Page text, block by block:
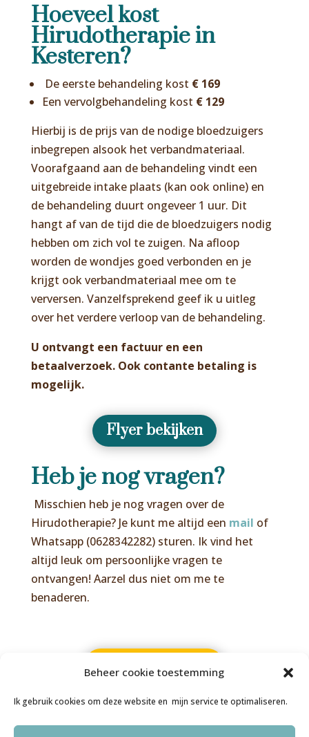
Beheer cookie toestemming
Ik gebruik cookies om deze website en mijn service te optimaliseren.
Hoeveel kost
Hirudotherapie in
Kesteren?
De eerste behandeling kost € 169
Een vervolgbehandeling kost € 129
Hierbij is de prijs van de nodige bloedzuigers
inbegrepen alsook het verbandmateriaal.
Voorafgaand aan de behandeling vindt een
uitgebreide intake plaats (kan ook online) en
de behandeling duurt ongeveer 1 uur. Dit
hangt af van de tijd die de bloedzuigers nodig
hebben om zich vol te zuigen. Na afloop
worden de wondjes goed verbonden en je
krijgt ook verbandmateriaal mee om te
verversen. Vanzelfsprekend geef ik u uitleg
over het verdere verloop van de behandeling.
U ontvangt een factuur en een
betaalverzoek. Ook contante betaling is
mogelijk.
Flyer bekijken
Heb je nog vragen?
Misschien heb je nog vragen over de
Hirudotherapie? Je kunt me altijd een mail of
Whatsapp (0628342282) sturen. Ik vind het
altijd leuk om persoonlijke vragen te
ontvangen! Aarzel dus niet om me te
benaderen.
Afspraak maken